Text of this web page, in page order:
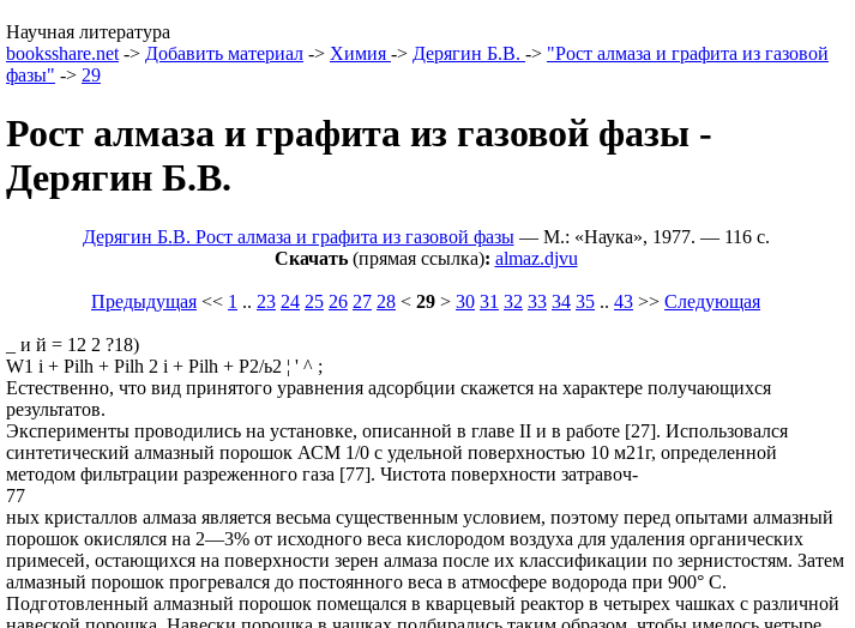
Научная литература
booksshare.net -> Добавить материал -> Химия -> Дерягин Б.В. -> "Рост алмаза и графита из газовой
фазы" -> 29
Рост алмаза и графита из газовой фазы -
Дерягин Б.В.
Дерягин Б.В. Рост алмаза и графита из газовой фазы— М.: «Наука», 1977. — 116 c.
Скачать(прямая ссылка): almaz.djvu
Предыдущая << 1 .. 23 24 25 26 27 28 < 29 > 30 31 32 33 34 35 .. 43 >> Следующая
_ и й = 12 2 ?18)
W1 i + Pilh + Pilh 2 i + Pilh + Р2/ь2 ¦ ' ^ ;
Естественно, что вид принятого уравнения адсорбции скажется на характере получающихся
результатов.
Эксперименты проводились на установке, описанной в главе II и в работе [27]. Использовался
синтетический алмазный порошок АСМ 1/0 с удельной поверхностью 10 м21г, определенной
методом фильтрации разреженного газа [77]. Чистота поверхности затравоч-
77
ных кристаллов алмаза является весьма существенным условием, поэтому перед опытами алмазный
порошок окислялся на 2—3% от исходного веса кислородом воздуха для удаления органических
примесей, остающихся на поверхности зерен алмаза после их классификации по зернистостям. Затем
алмазный порошок прогревался до постоянного веса в атмосфере водорода при 900° С.
Подготовленный алмазный порошок помещался в кварцевый реактор в четырех чашках с различной